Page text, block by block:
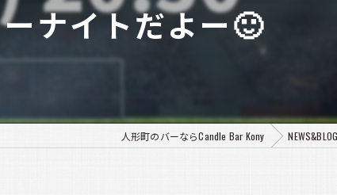
ナイトだよー🙂
人形町のバーならCandle Bar Kony NEWS&BLOG